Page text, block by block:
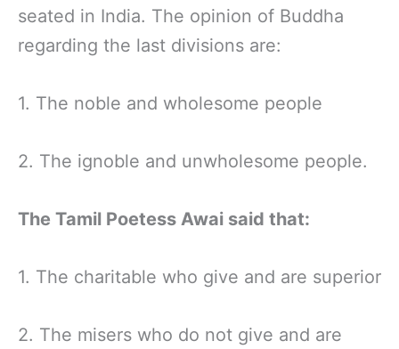
seated in India. The opinion of Buddha
regarding the last divisions are:
1. The noble and wholesome people
2. The ignoble and unwholesome people.
The Tamil Poetess Awai said that:
1. The charitable who give and are superior
2. The misers who do not give and are